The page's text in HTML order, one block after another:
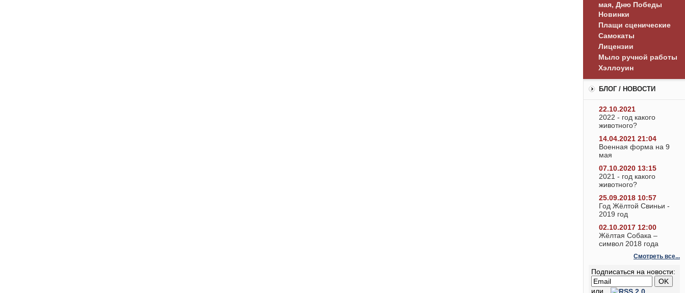
мая, Дню Победы
Новинки
Плащи сценические
Самокаты
Лицензии
Мыло ручной работы
Хэллоуин
БЛОГ / НОВОСТИ
22.10.2021
2022 - год какого
животного?
14.04.2021 21:04
Военная форма на 9
мая
07.10.2020 13:15
2021 - год какого
животного?
25.09.2018 10:57
Год Жёлтой Свиньи -
2019 год
02.10.2017 12:00
Жёлтая Собака –
символ 2018 года
Смотреть все...
Подписаться на новости:
или